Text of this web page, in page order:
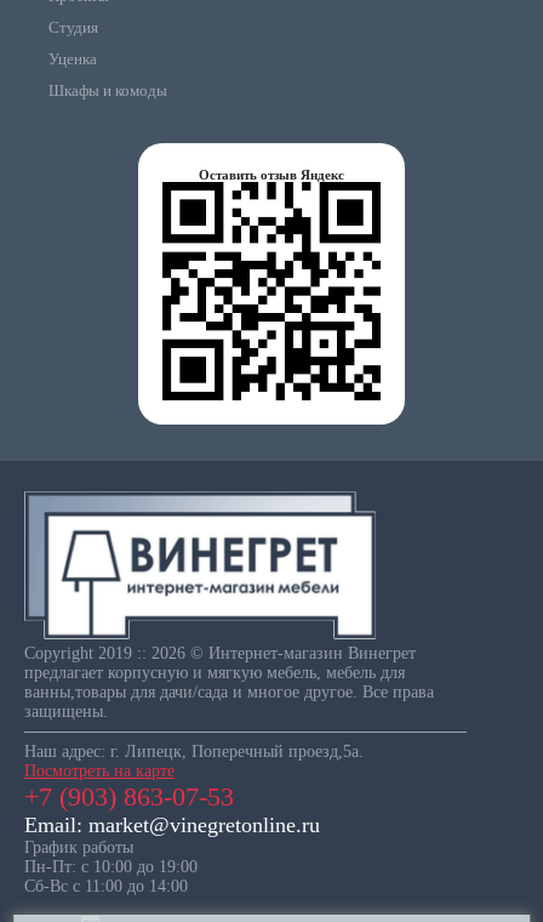
Студия
Уценка
Шкафы и комоды
Оставить отзыв Яндекс
Copyright 2019 :: 2026 © Интернет-магазин Винегрет
предлагает корпусную и мягкую мебель, мебель для
ванны,товары для дачи/сада и многое другое. Все права
защищены.
Наш адрес: г. Липецк, Поперечный проезд,5а.
Посмотреть на карте
+7 (903) 863-07-53
Email: market@vinegretonline.ru
График работы
Пн-Пт: с 10:00 до 19:00
Сб-Вс с 11:00 до 14:00